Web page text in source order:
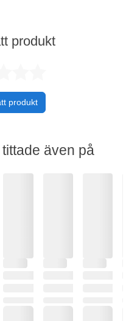
produkt
produkt
även på